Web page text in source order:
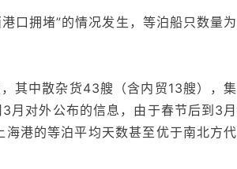
口拥堵”的情况发生，等泊船只数量为
其中散杂货43艘（含内贸13艘），集
月对外公布的信息，由于春节后到3月
港的等泊平均天数甚至优于南北方代